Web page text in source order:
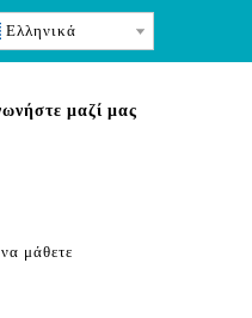
Ελληνικά
μαζί μας
μάθετε